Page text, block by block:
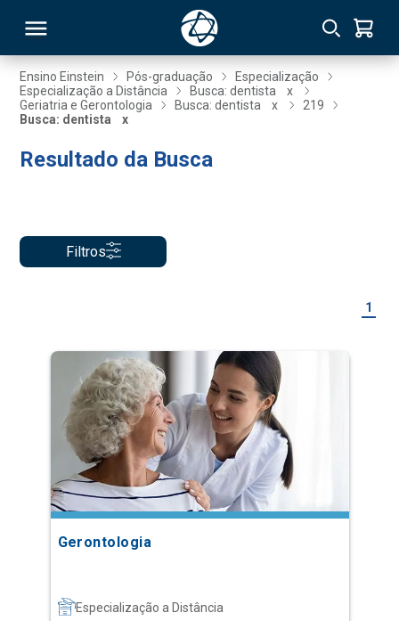
Ensino Einstein Pós-graduação
Especialização
Especialização a Distância
Busca: dentista
x
Geriatria e Gerontologia
Busca: dentista x
219
Busca: dentista
x
Resultado da Busca
Filtros
1
Gerontologia
Especialização a Distância